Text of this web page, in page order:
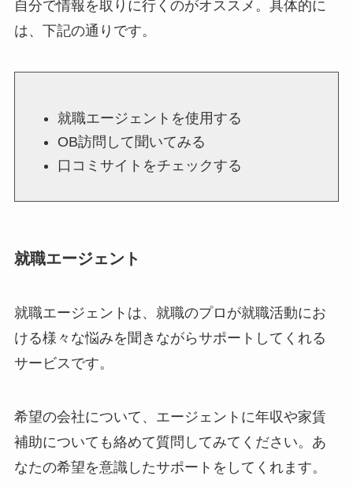
自分で情報を取りに行くのがオススメ。具体的に
は、下記の通りです。
就職エージェントを使用する
OB訪問して聞いてみる
口コミサイトをチェックする
就職エージェント
就職エージェントは、就職のプロが就職活動にお
ける様々な悩みを聞きながらサポートしてくれる
サービスです。
希望の会社について、エージェントに年収や家賃
補助についても絡めて質問してみてください。あ
なたの希望を意識したサポートをしてくれます。